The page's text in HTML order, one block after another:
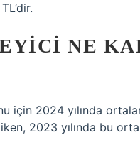
NE
için 2024 yılında
2023 yılında bu